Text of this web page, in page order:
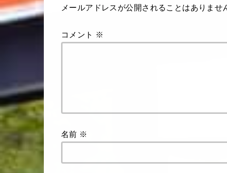
メールアドレスが公開されることはありませ
コメント ※
名前 ※